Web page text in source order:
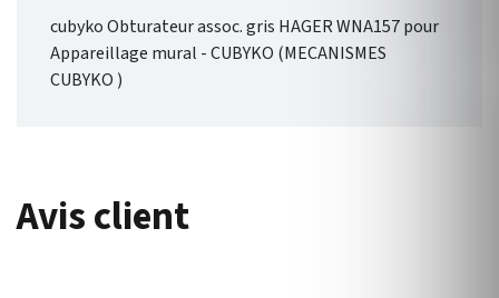
cubyko Obturateur assoc. gris HAGER WNA157 pour
Appareillage mural - CUBYKO (MECANISMES
CUBYKO )
Avis client